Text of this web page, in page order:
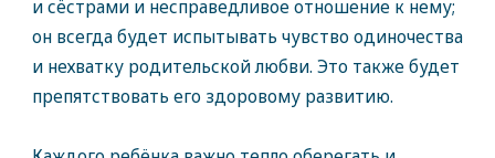
и сёстрами и несправедливое отношение к нему;
он всегда будет испытывать чувство одиночества
и нехватку родительской любви. Это также будет
препятствовать его здоровому развитию.